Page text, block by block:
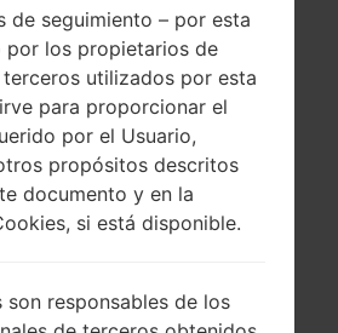
GT-P3110
GT-P3113
de seguimiento – por esta
por los propietarios de
utilizados por esta
para proporcionar el
por el Usuario,
propósitos descritos
documento y en la
si está disponible.
son responsables de los